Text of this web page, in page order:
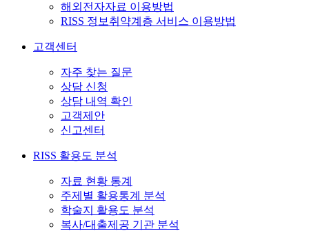
해외전자자료 이용방법
RISS 정보취약계층 서비스 이용방법
고객센터
자주 찾는 질문
상담 신청
상담 내역 확인
고객제안
신고센터
RISS 활용도 분석
자료 현황 통계
주제별 활용통계 분석
학술지 활용도 분석
복사/대출제공 기관 분석